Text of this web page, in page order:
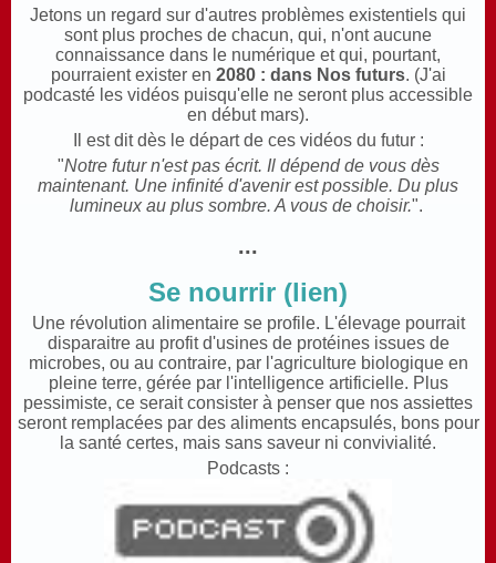
Jetons un regard sur d'autres problèmes existentiels qui
sont plus proches de chacun, qui, n'ont aucune
connaissance dans le numérique et qui, pourtant,
pourraient exister en 2080 : dans Nos futurs. (J'ai
podcasté les vidéos puisqu'elle ne seront plus accessible
en début mars).
Il est dit dès le départ de ces vidéos du futur :
"Notre futur n'est pas écrit. Il dépend de vous dès
maintenant. Une infinité d'avenir est possible. Du plus
lumineux au plus sombre. A vous de choisir.".
...
Se nourrir (lien)
Une révolution alimentaire se profile. L'élevage pourrait
disparaitre au profit d'usines de protéines issues de
microbes, ou au contraire, par l'agriculture biologique en
pleine terre, gérée par l'intelligence artificielle. Plus
pessimiste, ce serait consister à penser que nos assiettes
seront remplacées par des aliments encapsulés, bons pour
la santé certes, mais sans saveur ni convivialité.
Podcasts :